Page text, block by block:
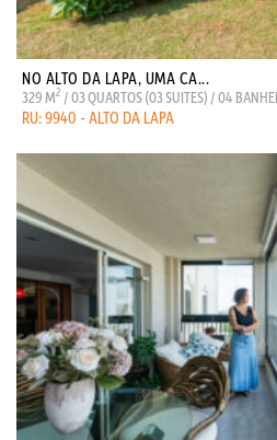
NO ALTO DA LAPA, UMA CA...
329 M2 / 03 QUARTOS (03 SUITES) / 04
RU: 9940 - ALTO DA LAPA